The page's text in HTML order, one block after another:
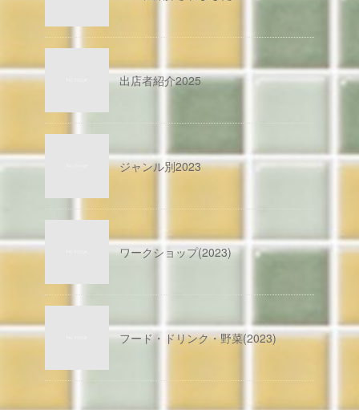
出店者紹介2025
ジャンル別2023
ワークショップ(2023)
フード・ドリンク・野菜(2023)